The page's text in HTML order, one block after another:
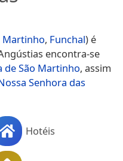
Martinho, Funchal) é
encontra-se
de São Martinho, assim
Senhora das
Hotéis